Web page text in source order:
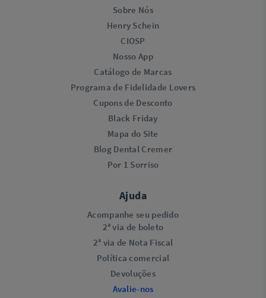
Sobre Nós
Henry Schein
CIOSP
Nosso App
Catálogo de Marcas
Programa de Fidelidade Lovers​
Cupons de Desconto
Black Friday
Mapa do Site
Blog Dental Cremer
Por 1 Sorriso
Ajuda
Acompanhe seu pedido
2ª via de boleto
2ª via de Nota Fiscal
Política comercial
Devoluções
Avalie-nos